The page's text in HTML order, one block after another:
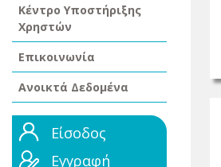
Κέντρο Υποστήριξης
Χρηστών
Επικοινωνία
Ανοικτά Δεδομένα
Είσοδος
Εγγραφή